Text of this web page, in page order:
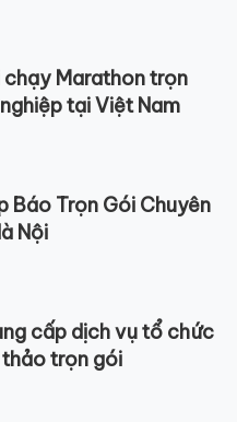
chạy Marathon trọn
tại Việt Nam
Báo Trọn Gói Chuyên
Nội
cấp dịch vụ tổ chức
trọn gói